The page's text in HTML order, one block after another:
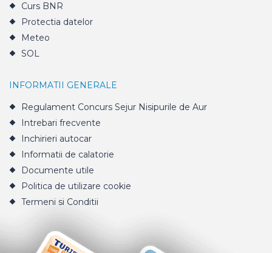
Curs BNR
Protectia datelor
Meteo
SOL
INFORMATII GENERALE
Regulament Concurs Sejur Nisipurile de Aur
Intrebari frecvente
Inchirieri autocar
Informatii de calatorie
Documente utile
Politica de utilizare cookie
Termeni si Conditii